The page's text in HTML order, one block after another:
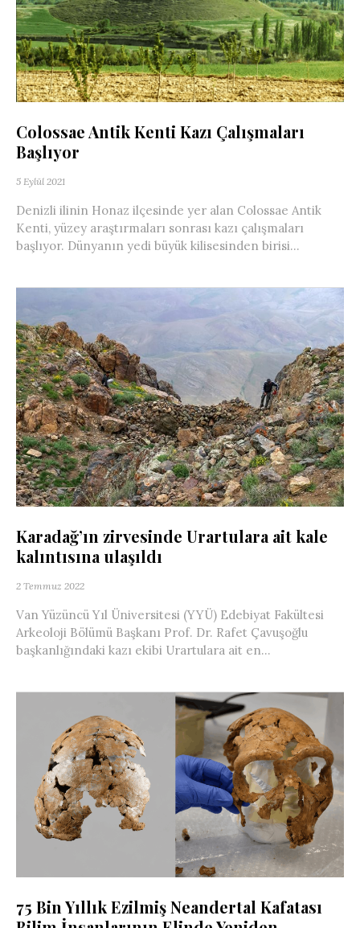
Colossae Antik Kenti Kazı Çalışmaları
Başlıyor
5 Eylül 2021
Denizli ilinin Honaz ilçesinde yer alan Colossae Antik
Kenti, yüzey araştırmaları sonrası kazı çalışmaları
başlıyor. Dünyanın yedi büyük kilisesinden birisi...
Karadağ’ın zirvesinde Urartulara ait kale
kalıntısına ulaşıldı
2 Temmuz 2022
Van Yüzüncü Yıl Üniversitesi (YYÜ) Edebiyat Fakültesi
Arkeoloji Bölümü Başkanı Prof. Dr. Rafet Çavuşoğlu
başkanlığındaki kazı ekibi Urartulara ait en...
75 Bin Yıllık Ezilmiş Neandertal Kafatası